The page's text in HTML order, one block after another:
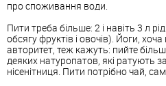
про споживання води.
Пити треба більше: 2 і навіть 3 л
обсягу фруктів і овочів). Йоги,
авторитет, теж кажуть: пийте
деяких натуропатов, які ратують
нісенітниця. Пити потрібно чай,